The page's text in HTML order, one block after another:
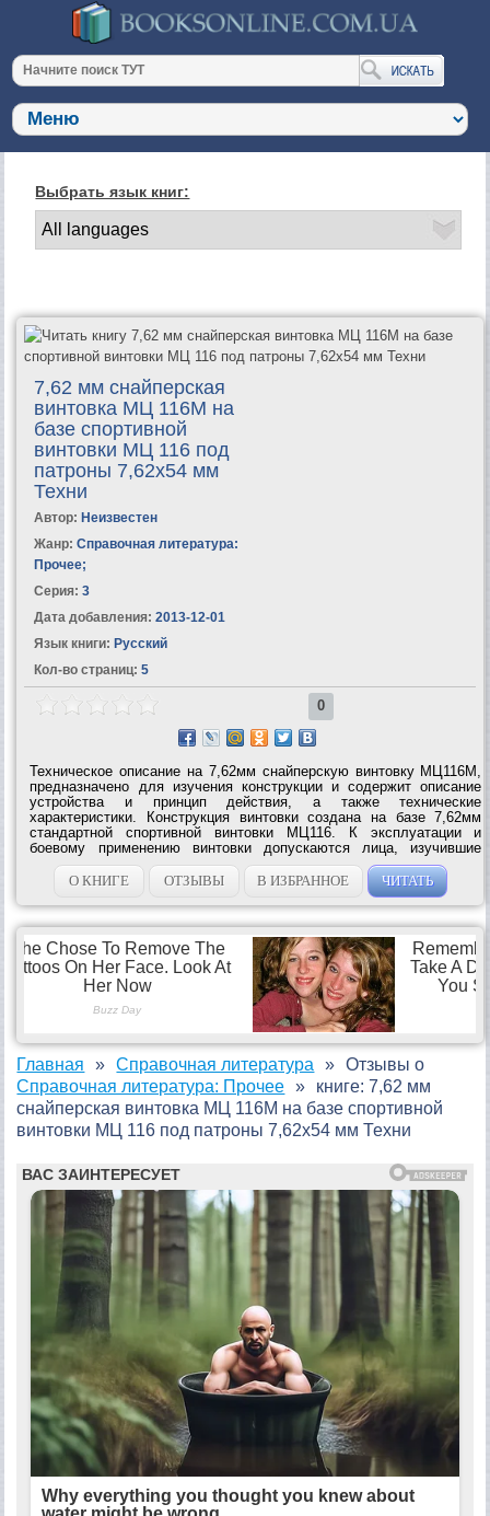
Выбрать язык книг:
7,62 мм снайперская
винтовка МЦ 116М на
базе спортивной
винтовки МЦ 116 под
патроны 7,62х54 мм
Техни
Автор: Неизвестен
Жанр: Справочная литература:
Прочее;
Серия: 3
Дата добавления: 2013-12-01
Язык книги: Русский
Кол-во страниц: 5
0
Техническое описание на 7,62мм снайперскую винтовку МЦ116М,
предназначено для изучения конструкции и содержит описание
устройства и принцип действия, а также технические
характеристики. Конструкция винтовки создана на базе 7,62мм
стандартной спортивной винтовки МЦ116. К эксплуатации и
боевому применению винтовки допускаются лица, изучившие
материальную часть и усвоившие приемы, правила стрельбы и
меры безопасности. Инструкция...
О КНИГЕ ОТЗЫВЫ В ИЗБРАННОЕ ЧИТАТЬ
Главная
Справочная литература
Справочная литература: Прочее
Отзывы о
книге: 7,62 мм
снайперская винтовка МЦ 116М на базе спортивной
винтовки МЦ 116 под патроны 7,62х54 мм Техни